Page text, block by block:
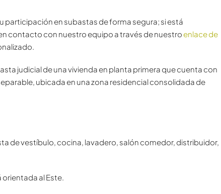
participación en subastas de forma segura; si está
contacto con nuestro equipo a través de nuestro enlace de
judicial de una vivienda en planta primera que cuenta con
ubicada en una zona residencial consolidada de
de vestíbulo, cocina, lavadero, salón comedor, distribuidor,
al Este.